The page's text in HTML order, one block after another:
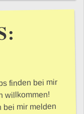
finden bei mir
willkommen!
bei mir melden